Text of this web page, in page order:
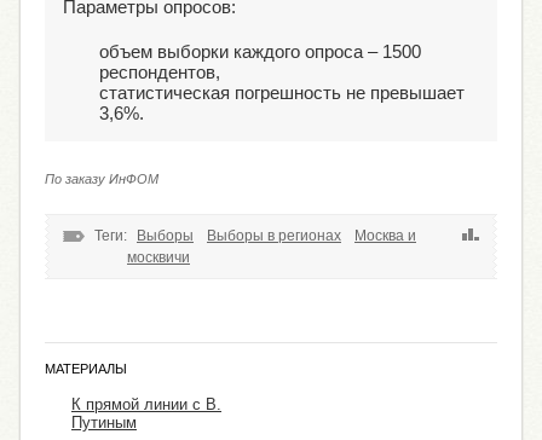
Параметры опросов:
объем выборки каждого опроса – 1500
респондентов,
статистическая погрешность не превышает
3,6%.
По заказу ИнФОМ
Теги: Выборы Выборы в регионах
Москва и
москвичи
МАТЕРИАЛЫ
К прямой линии с В.
Путиным